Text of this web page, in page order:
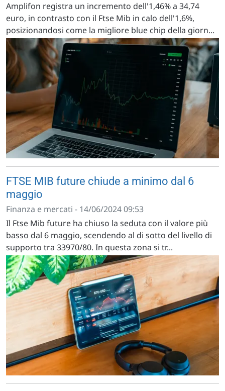
Amplifon registra un incremento dell'1,46% a 34,74
euro, in contrasto con il Ftse Mib in calo dell'1,6%,
posizionandosi come la migliore blue chip della giorn...
FTSE MIB future chiude a minimo dal 6
maggio
Finanza e mercati - 14/06/2024 09:53
Il Ftse Mib future ha chiuso la seduta con il valore più
basso dal 6 maggio, scendendo al di sotto del livello di
supporto tra 33970/80. In questa zona si tr...